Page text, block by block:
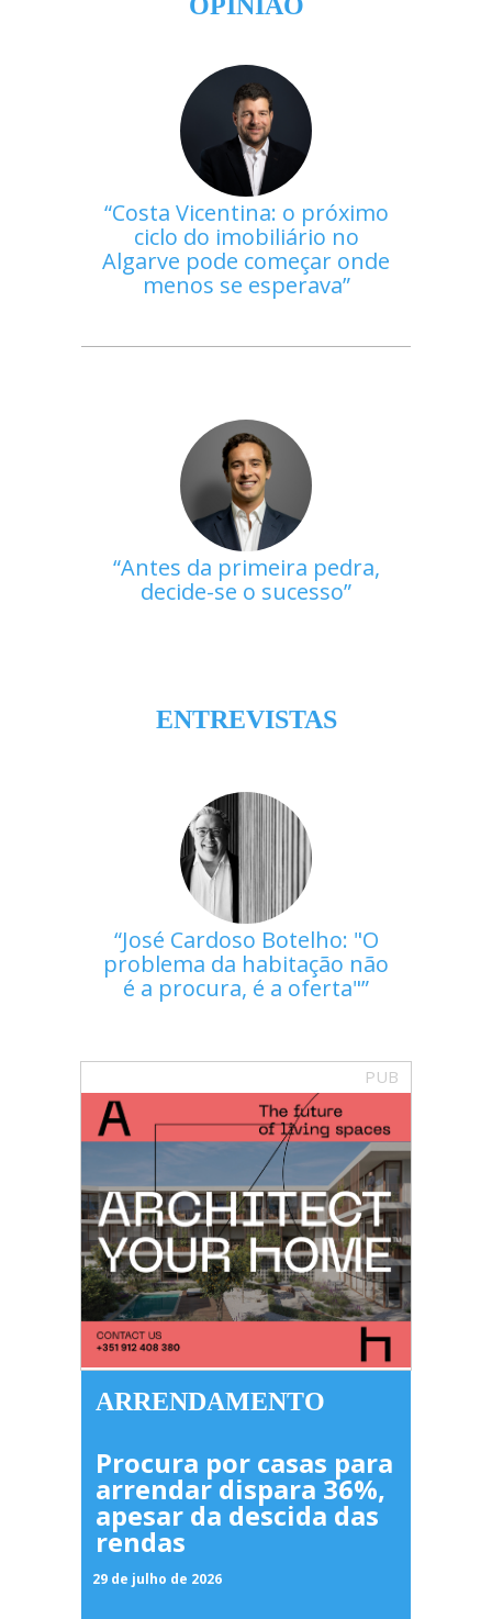
Costa Vicentina: o próximo
ciclo do imobiliário no
Algarve pode começar onde
menos se esperava
Antes da primeira pedra,
decide-se o sucesso
ENTREVISTAS
José Cardoso Botelho: "O
problema da habitação não
é a procura, é a oferta"
PUB
ARRENDAMENTO
Procura por casas para
arrendar dispara 36%,
apesar da descida das
rendas
29 de julho de 2026